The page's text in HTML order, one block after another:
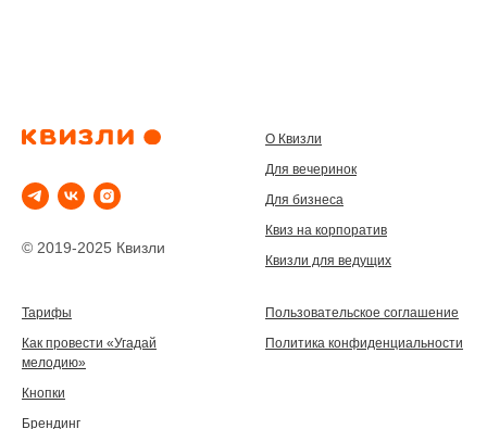
© 2019-2025 Квизли
О Квизли
Для вечеринок
Для бизнеса
Квиз на корпоратив
Квизли для ведущих
Тарифы
Как провести «Угадай
мелодию»
Кнопки
Брендинг
Пользовательское соглашение
Политика конфиденциальности